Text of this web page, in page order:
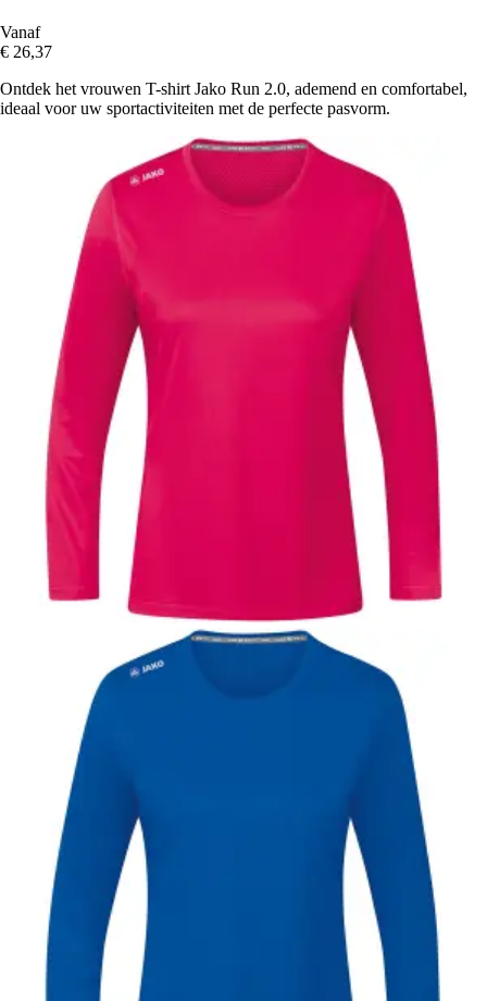
Vanaf
€ 26,37
Ontdek het vrouwen T-shirt Jako Run 2.0, ademend en comfortabel,
ideaal voor uw sportactiviteiten met de perfecte pasvorm.